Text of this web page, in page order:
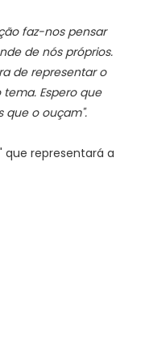
faz-nos pensar
de nós próprios.
de representar o
Espero que
que o ouçam".
representará a